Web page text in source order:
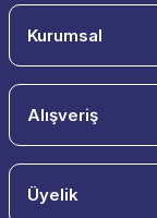
Kurumsal
Alışveriş
Üyelik